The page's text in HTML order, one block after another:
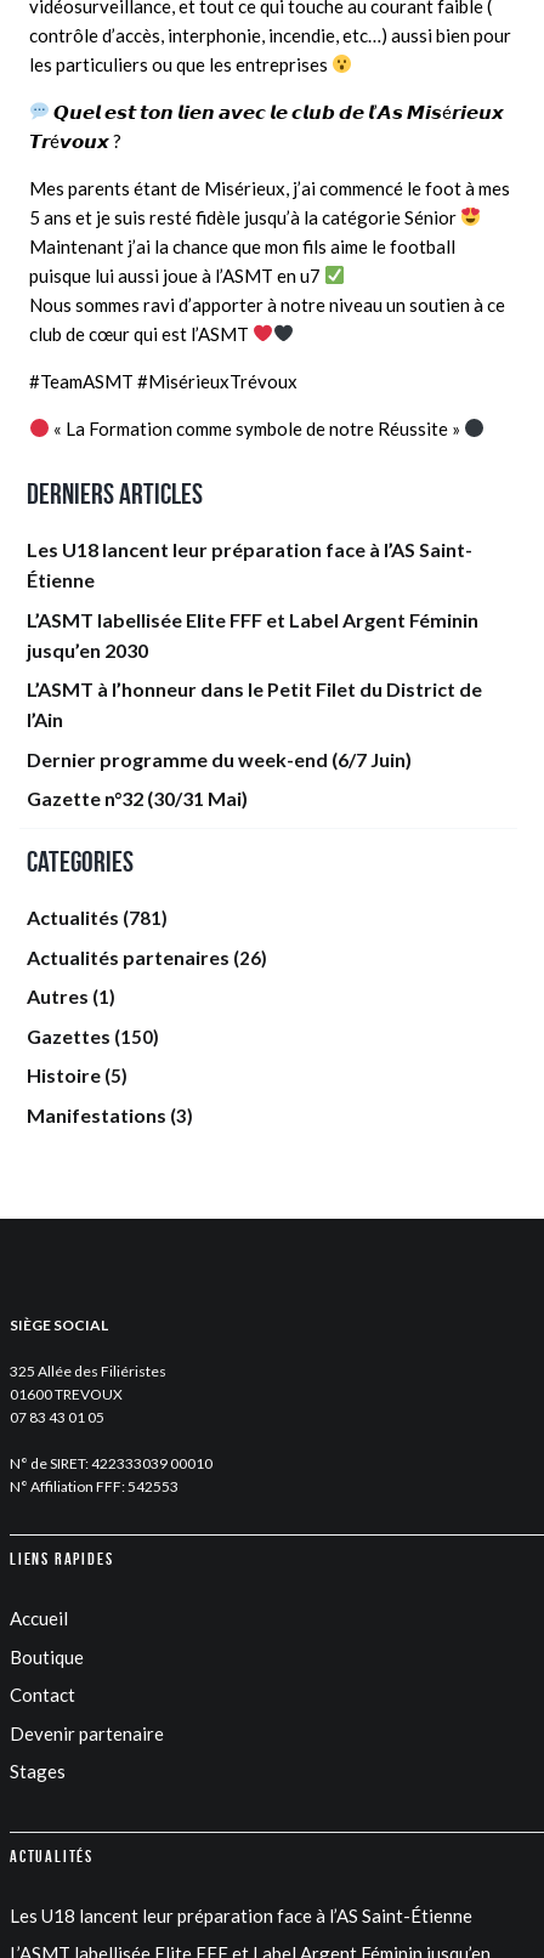
vidéosurveillance, et tout ce qui touche au courant faible (
contrôle d’accès, interphonie, incendie, etc…) aussi bien pour
les particuliers ou que les entreprises
𝙌𝙪𝙚𝙡 𝙚𝙨𝙩 𝙩𝙤𝙣 𝙡𝙞𝙚𝙣 𝙖𝙫𝙚𝙘 𝙡𝙚 𝙘𝙡𝙪𝙗 𝙙𝙚 𝙡’𝘼𝙨 𝙈𝙞𝙨é𝙧𝙞𝙚𝙪𝙭
𝙏𝙧é𝙫𝙤𝙪𝙭 ?
Mes parents étant de Misérieux, j’ai commencé le foot à mes
5 ans et je suis resté fidèle jusqu’à la catégorie Sénior
Maintenant j’ai la chance que mon fils aime le football
puisque lui aussi joue à l’ASMT en u7
Nous sommes ravi d’apporter à notre niveau un soutien à ce
club de cœur qui est l’ASMT
#TeamASMT #MisérieuxTrévoux
« La Formation comme symbole de notre Réussite »
Derniers articles
Les U18 lancent leur préparation face à l’AS Saint-
Étienne
L’ASMT labellisée Elite FFF et Label Argent Féminin
jusqu’en 2030
L’ASMT à l’honneur dans le Petit Filet du District de
l’Ain
Dernier programme du week-end (6/7 Juin)
Gazette n°32 (30/31 Mai)
Categories
Actualités (781)
Actualités partenaires (26)
Autres (1)
Gazettes (150)
Histoire (5)
Manifestations (3)
SIÈGE SOCIAL
325 Allée des Filiéristes
01600 TREVOUX
07 83 43 01 05
N° de SIRET: 422333039 00010
N° Affiliation FFF: 542553
Liens rapides
Accueil
Boutique
Contact
Devenir partenaire
Stages
Actualités
Les U18 lancent leur préparation face à l’AS Saint-Étienne
L’ASMT labellisée Elite FFF et Label Argent Féminin jusqu’en